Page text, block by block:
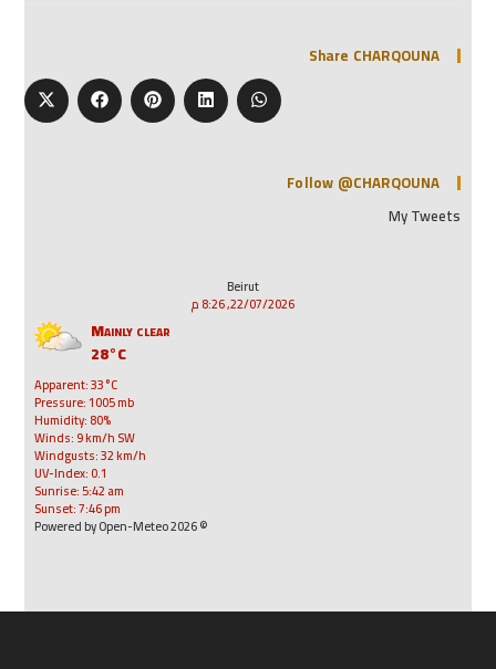
Share CHARQOUNA
Follow @CHARQOUNA
My Tweets
Beirut
22/07/2026, 8:26 م
Mainly clear
28°C
Apparent: 33°C
Pressure: 1005 mb
Humidity: 80%
Winds: 9 km/h SW
Windgusts: 32 km/h
UV-Index: 0.1
Sunrise: 5:42 am
Sunset: 7:46 pm
© 2026 Powered by Open-Meteo